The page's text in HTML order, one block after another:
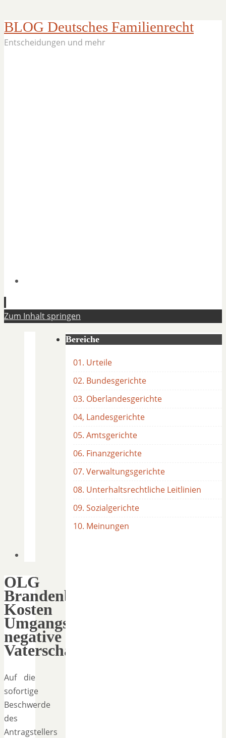
BLOG Deutsches Familienrecht
Entscheidungen und mehr
Zum Inhalt springen
OLG
Brandenburg:
Kosten
Umgangsverfahren;
negative
Vaterschaftsfeststellung
Auf die
sofortige
Beschwerde
des
Antragstellers
Bereiche
01. Urteile
02. Bundesgerichte
03. Oberlandesgerichte
04, Landesgerichte
05. Amtsgerichte
06. Finanzgerichte
07. Verwaltungsgerichte
08. Unterhaltsrechtliche Leitlinien
09. Sozialgerichte
10. Meinungen